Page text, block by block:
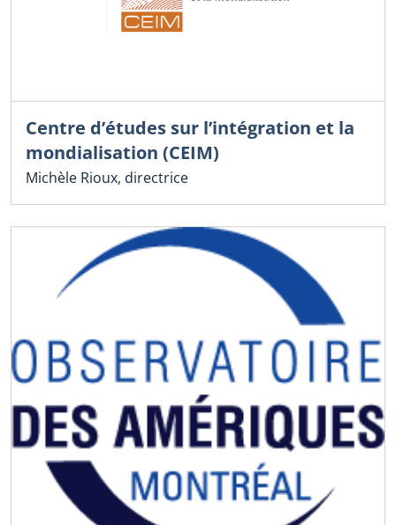
Centre d’études sur l’intégration et la
mondialisation (CEIM)
Michèle Rioux, directrice